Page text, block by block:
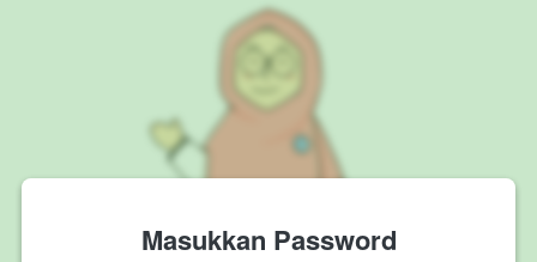
Masukkan Password